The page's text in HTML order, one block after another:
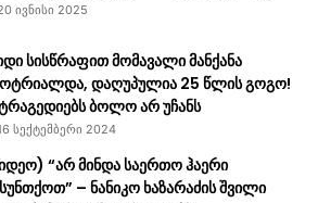
ივნისი 2025
სისწრაფით მომავალი მანქანა
დაღუპულია 25 წლის გოგო!
ბოლო არ უჩანს
სექტემბერი 2024
“არ მინდა საერთო ჰაერი
– ნანიკო ხაზარაძის შვილი